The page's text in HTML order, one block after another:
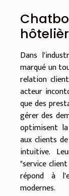
Dans
marqué un
relation
acteur
que des
gérer des
optimisent
aux clients
intuitive.
"service
répond à
modernes.